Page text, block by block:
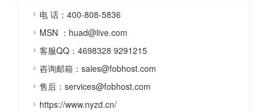
电 话：400-808-5836
MSN ：huad@live.com
客服QQ：4698328 9291215
咨询邮箱：sales@fobhost.com
售后：services@fobhost.com
https://www.nyzd.cn/